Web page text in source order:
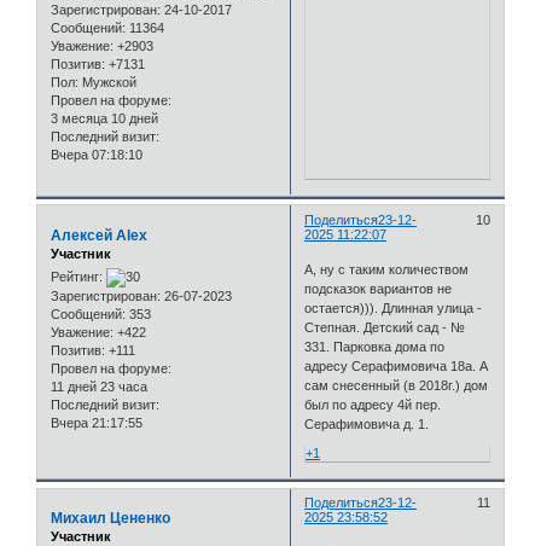
Зарегистрирован: 24-10-2017
Сообщений: 11364
Уважение: +2903
Позитив: +7131
Пол: Мужской
Провел на форуме:
3 месяца 10 дней
Последний визит:
Вчера 07:18:10
Поделиться 10
23-12-
2025 11:22:07
Алексей Alex
Участник
Рейтинг:
Зарегистрирован: 26-07-2023
Сообщений: 353
Уважение: +422
Позитив: +111
Провел на форуме:
11 дней 23 часа
Последний визит:
Вчера 21:17:55
А, ну с таким количеством
подсказок вариантов не
остается))). Длинная улица -
Степная. Детский сад - №
331. Парковка дома по
адресу Серафимовича 18а. А
сам снесенный (в 2018г.) дом
был по адресу 4й пер.
Серафимовича д. 1.
+1
Поделиться 11
23-12-
2025 23:58:52
Михаил Цененко
Участник